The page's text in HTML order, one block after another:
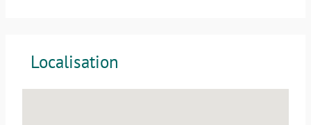
Localisation